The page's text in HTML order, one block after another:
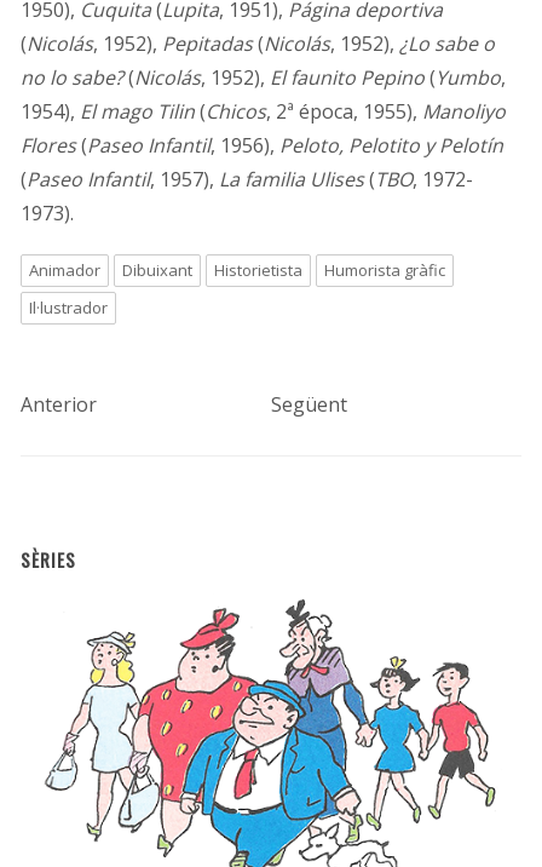
1950), Cuquita(Lupita, 1951), Página deportiva
(Nicolás, 1952), Pepitadas(Nicolás, 1952), ¿Lo sabe o
no lo sabe?(Nicolás, 1952), El faunito Pepino(Yumbo,
1954), El mago Tilin(Chicos, 2ª época, 1955), Manoliyo
Flores(Paseo Infantil, 1956), Peloto, Pelotito y Pelotín
(Paseo Infantil, 1957), La familia Ulises(TBO, 1972-
1973).
Animador Dibuixant Historietista
Humorista gràfic
Il·lustrador
Anterior Següent
SÈRIES